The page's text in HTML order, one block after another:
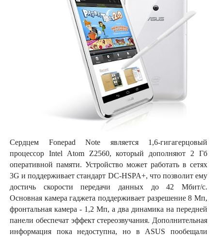
Сердцем Fonepad Note является 1,6-гигагерцовый
процессор Intel Atom Z2560, который дополняют 2 Гб
оперативной памяти. Устройство может работать в сетях
3G и поддерживает стандарт DC-HSPA+, что позволит ему
достичь скорости передачи данных до 42 Мбит/с.
Основная камера гаджета поддерживает разрешение 8 Мп,
фронтальная камера - 1,2 Мп, а два динамика на передней
панели обеспечат эффект стереозвучания. Дополнительная
информация пока недоступна, но в ASUS пообещали